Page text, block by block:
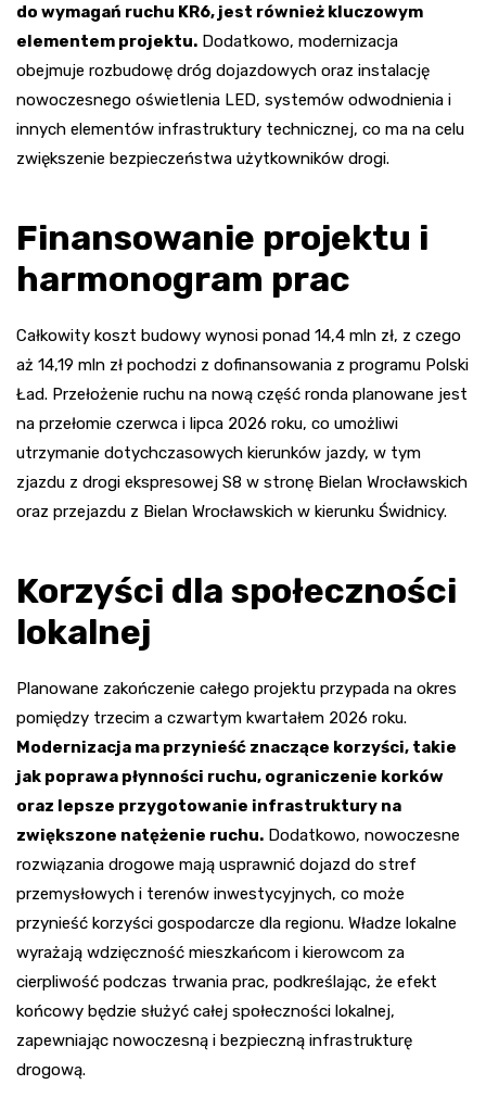
do wymagań ruchu KR6, jest również kluczowym
elementem projektu. Dodatkowo, modernizacja
obejmuje rozbudowę dróg dojazdowych oraz instalację
nowoczesnego oświetlenia LED, systemów odwodnienia i
innych elementów infrastruktury technicznej, co ma na celu
zwiększenie bezpieczeństwa użytkowników drogi.
Finansowanie projektu i
harmonogram prac
Całkowity koszt budowy wynosi ponad 14,4 mln zł, z czego
aż 14,19 mln zł pochodzi z dofinansowania z programu Polski
Ład. Przełożenie ruchu na nową część ronda planowane jest
na przełomie czerwca i lipca 2026 roku, co umożliwi
utrzymanie dotychczasowych kierunków jazdy, w tym
zjazdu z drogi ekspresowej S8 w stronę Bielan Wrocławskich
oraz przejazdu z Bielan Wrocławskich w kierunku Świdnicy.
Korzyści dla społeczności
lokalnej
Planowane zakończenie całego projektu przypada na okres
pomiędzy trzecim a czwartym kwartałem 2026 roku.
Modernizacja ma przynieść znaczące korzyści, takie
jak poprawa płynności ruchu, ograniczenie korków
oraz lepsze przygotowanie infrastruktury na
zwiększone natężenie ruchu. Dodatkowo, nowoczesne
rozwiązania drogowe mają usprawnić dojazd do stref
przemysłowych i terenów inwestycyjnych, co może
przynieść korzyści gospodarcze dla regionu. Władze lokalne
wyrażają wdzięczność mieszkańcom i kierowcom za
cierpliwość podczas trwania prac, podkreślając, że efekt
końcowy będzie służyć całej społeczności lokalnej,
zapewniając nowoczesną i bezpieczną infrastrukturę
drogową.